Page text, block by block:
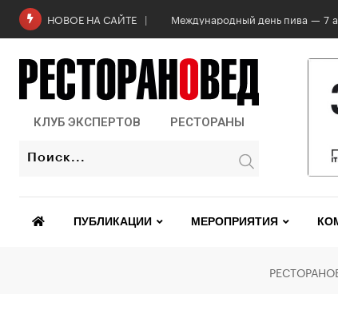
НОВОЕ НА САЙТЕ Международный день пива — 7
КЛУБ ЭКСПЕРТОВ РЕСТОРАНЫ
ПУБЛИКАЦИИ МЕРОПРИЯТИЯ